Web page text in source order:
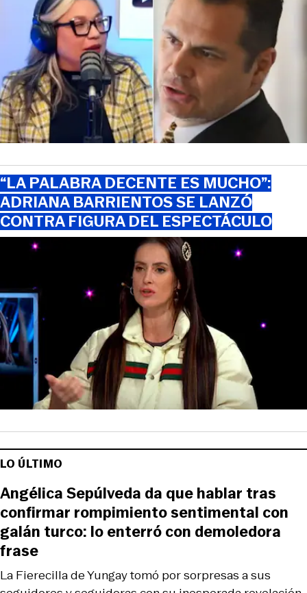
“LA PALABRA DECENTE ES MUCHO”:
ADRIANA BARRIENTOS SE LANZÓ
CONTRA FIGURA DEL ESPECTÁCULO
LO ÚLTIMO
La Fierecilla de Yungay tomó por sorpresas a sus
Angélica Sepúlveda da que hablar tras
confirmar rompimiento sentimental con
galán turco: lo enterró con demoledora
frase